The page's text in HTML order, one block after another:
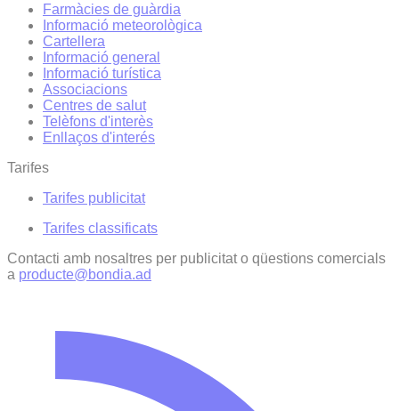
Farmàcies de guàrdia
Informació meteorològica
Cartellera
Informació general
Informació turística
Associacions
Centres de salut
Telèfons d'interès
Enllaços d'interés
Tarifes
Tarifes publicitat
Tarifes classificats
Contacti amb nosaltres per publicitat o qüestions comercials
a producte@bondia.ad